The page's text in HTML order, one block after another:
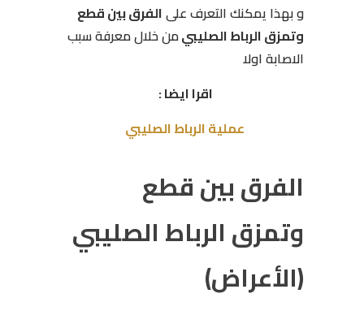
و بهذا يمكنك التعرف علىالفرق بين قطع
وتمزق الرباط الصليبيمن خلال معرفة سبب
الاصابة اولا
اقرا ايضا :
عملية الرباط الصليبي
الفرق بين قطع
وتمزق الرباط الصليبي
(الأعراض)